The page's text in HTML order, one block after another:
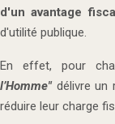
d'un avantage
d'utilité publique.
En effet, pour
l’Homme"délivre un
réduire leur charge